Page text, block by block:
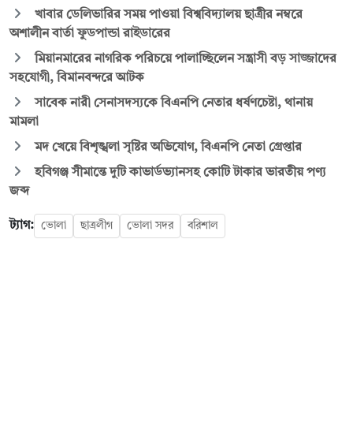
খাবার ডেলিভারির সময় পাওয়া বিশ্ববিদ্যালয় ছাত্রীর নম্বরে
অশালীন বার্তা ফুডপান্ডা রাইডারের
মিয়ানমারের নাগরিক পরিচয়ে পালাচ্ছিলেন সন্ত্রাসী বড় সাজ্জাদের
সহযোগী, বিমানবন্দরে আটক
সাবেক নারী সেনাসদস্যকে বিএনপি নেতার ধর্ষণচেষ্টা, থানায়
মামলা
মদ খেয়ে বিশৃঙ্খলা সৃষ্টির অভিযোগ, বিএনপি নেতা গ্রেপ্তার
হবিগঞ্জ সীমান্তে দুটি কাভার্ডভ্যানসহ কোটি টাকার ভারতীয় পণ্য
জব্দ
ট্যাগ: ভোলা ছাত্রলীগ ভোলা সদর বরিশাল